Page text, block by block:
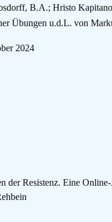
B.A.; Hristo
Übungen u.d.L. von
2024
der Resistenz. Eine